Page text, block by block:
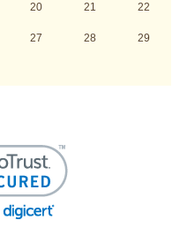
20 21 22
27 28 29